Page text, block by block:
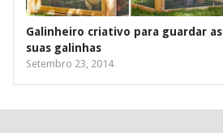
Galinheiro criativo para guardar as
suas galinhas
Setembro 23, 2014